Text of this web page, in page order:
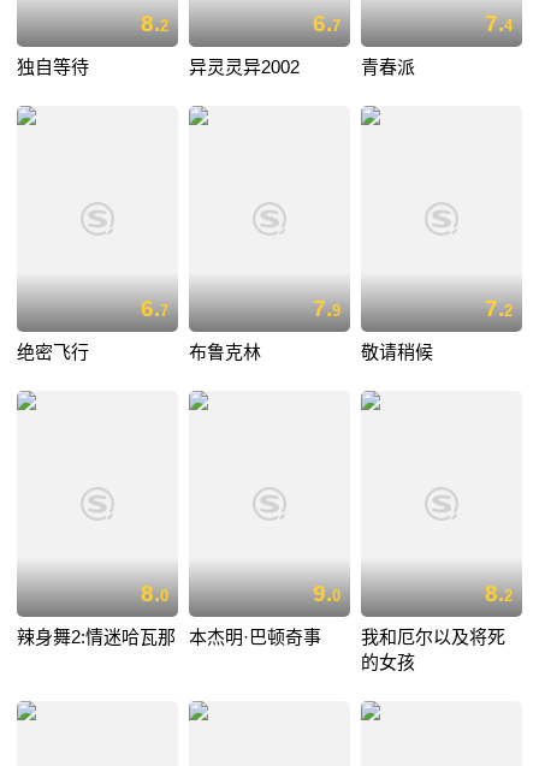
8.2
独自等待
6.7
异灵灵异2002
7.4
青春派
6.7
绝密飞行
7.9
布鲁克林
7.2
敬请稍候
8.0
辣身舞2:情迷哈瓦那
9.0
本杰明·巴顿奇事
8.2
我和厄尔以及将死
的女孩